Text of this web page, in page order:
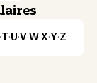
·T·U·V·W·X·Y·Z